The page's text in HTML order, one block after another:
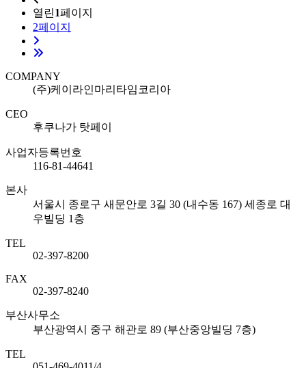
열린1페이지
2페이지
COMPANY
(주)케이라인마리타임코리아
CEO
후쿠나가 탓페이
사업자등록번호
116-81-44641
본사
서울시 종로구 새문안로 3길 30 (내수동 167) 세종로 대
우빌딩 1층
TEL
02-397-8200
FAX
02-397-8240
부산사무소
부산광역시 중구 해관로 89 (부산중앙빌딩 7층)
TEL